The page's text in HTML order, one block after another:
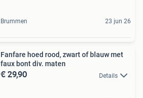
Brummen 23 jun 26
Fanfare hoed rood, zwart of blauw met
faux bont div. maten
€ 29,90 Details